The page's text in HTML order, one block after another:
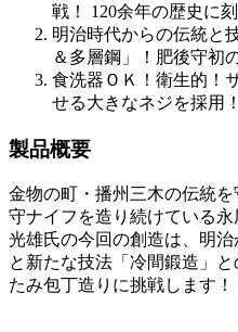
戦！ 120余年の歴史に
明治時代からの伝統と
＆多層鋼」！肥後守初
食洗器ＯＫ！衛生的！
せる大きなネジを採用！
製品概要
金物の町・播州三木の伝統
守ナイフを造り続けている
光雄氏の今回の創造は、明
と新たな技法「冷間鍛造」
たみ包丁造りに挑戦します！